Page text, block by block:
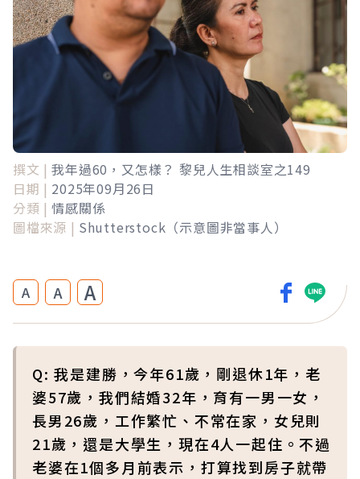
撰文 | 我年過60，又怎樣？ 黎兒人生相談室之149
日期 | 2025年09月26日
分類 | 情感關係
圖檔來源 | Shutterstock（示意圖非當事人）
A A A
Q: 我是建勝，今年61歲，剛退休1年，老
婆57歲，我們結婚32年，育有一男一女，
長男26歲，工作繁忙、不常在家，女兒則
21歲，還是大學生，現在4人一起住。不過
老婆在1個多月前表示，打算找到房子就帶